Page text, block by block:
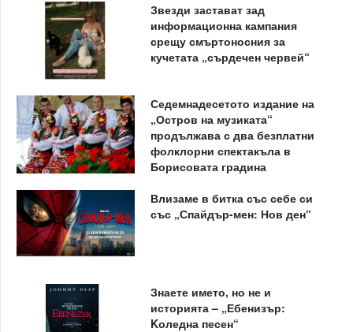
Звезди застават зад
информационна кампания
срещу смъртоносния за
кучетата „сърдечен червей“
Седемнадесетото издание на
„Остров на музиката“
продължава с два безплатни
фолклорни спектакъла в
Борисовата градина
Влизаме в битка със себе си
със „Спайдър-мен: Нов ден“
Знаете името, но не и
историята – „Ебенизър:
Kоледна песен“